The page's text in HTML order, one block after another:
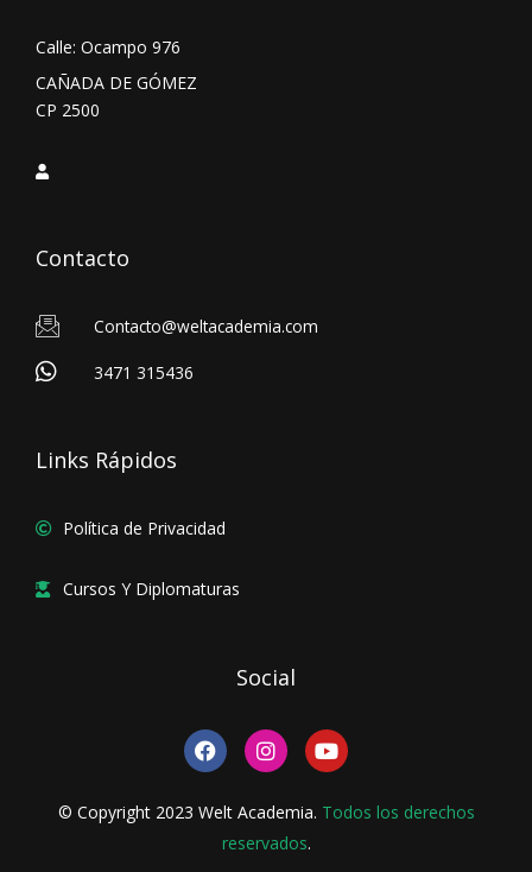
Calle: Ocampo 976
CAÑADA DE GÓMEZ
CP 2500
Contacto
Contacto@weltacademia.com
3471 315436
Links Rápidos
Política de Privacidad
Cursos Y Diplomaturas
Social
F
a
c
e
b
I
n
s
t
a
g
Y
o
u
t
u
© Copyright 2023 Welt Academia. Todos los derechos
reservados.